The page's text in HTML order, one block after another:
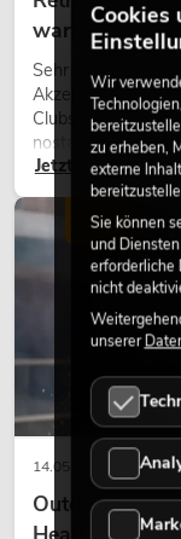
warmes Licht
Sehr warmes
Akzente prägen
Clubs und bei
nostalgischer
Gestaltungsmittel:
Charakter und
wirken lassen.
Jetzt lesen
14.05.2026
Outdoor
LICHT
Cookies
Wir
zu erheben,
externe
Sie können
und
erforderliche
nicht
unserer